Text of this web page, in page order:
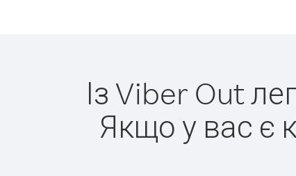
Із Viber Out
Якщо у вас є